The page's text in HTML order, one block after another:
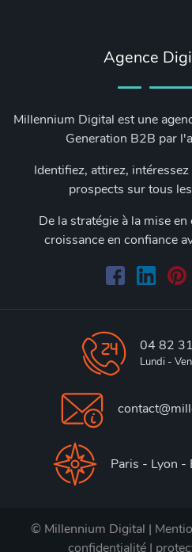
Agence
Millennium Digital est une
Generation B2B par
Identifiez, attirez,
prospects sur tous
De la stratégie à la mise
croissance en confiance
04 82
Lundi -
Paris - Lyon -
© Millennium Digital |
confidentialité |